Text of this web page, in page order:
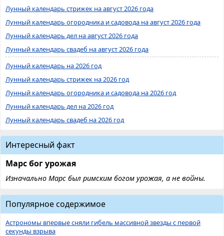
Лунный календарь стрижек на август 2026 года
Лунный календарь огородника и садовода на август 2026 года
Лунный календарь дел на август 2026 года
Лунный календарь свадеб на август 2026 года
Лунный календарь на 2026 год
Лунный календарь стрижек на 2026 год
Лунный календарь огородника и садовода на 2026 год
Лунный календарь дел на 2026 год
Лунный календарь свадеб на 2026 год
Интересный факт
Марс бог урожая
Изначально Марс был римским богом урожая, а не войны.
Популярное содержимое
Астрономы впервые сняли гибель массивной звезды с первой
секунды взрыва